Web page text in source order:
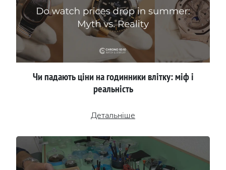
Чи падають ціни на годинники влітку: міф і
реальність
Детальніше